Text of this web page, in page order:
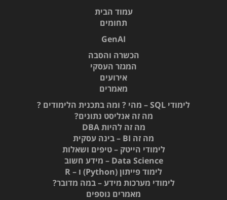
עמוד הבית
תחומים
GenAI
הכשרה והסבה
המגזר העסקי
אירועים
מאמרים
לימודי SQL – מהי ? ומה בתכנית הלימודים ?
מה זה אנליסט נתונים?
מה זה להיות DBA
מה זה BI – בינה עסקית
לימודי הייטק – טיפים ושאלות
Data Science – מידע חשוב
לימוד פייתון (Python) ו – R
לימודי מערכות מידע – במה מדובר?
מאמרים נוספים